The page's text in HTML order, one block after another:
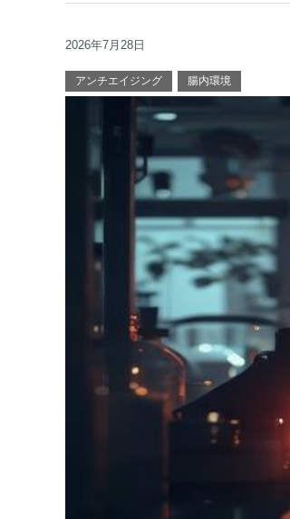
2026年7月28日
アンチエイジング 腸内環境